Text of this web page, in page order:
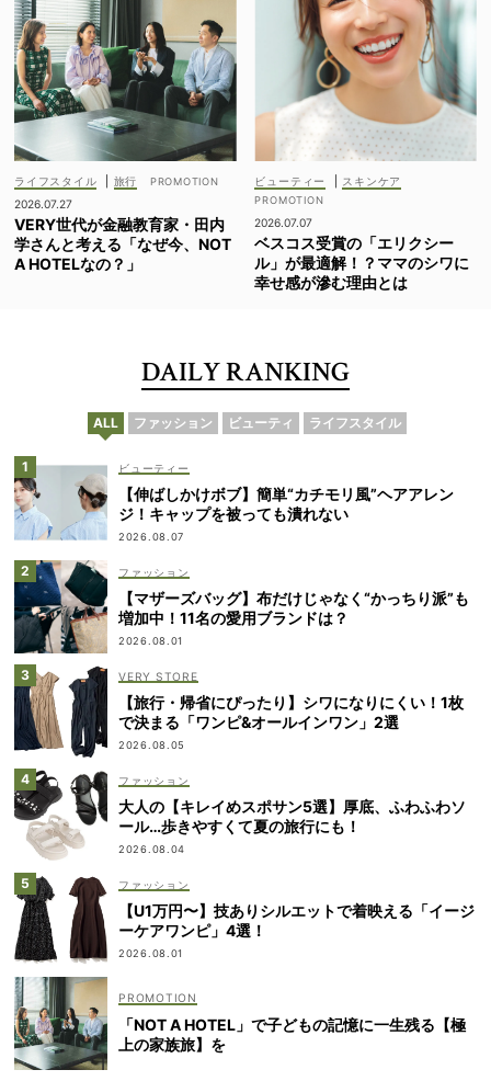
ライフスタイル
旅行
2026.07.27
VERY世代が金融教育家・田内
学さんと考える「なぜ今、NOT
A HOTELなの？」
ビューティー スキンケア
2026.07.07
ベスコス受賞の「エリクシー
ル」が最適解！？ママのシワに
幸せ感が滲む理由とは
DAILY RANKING
ALL ファッション ビューティ ライフスタイル
ビューティー
【伸ばしかけボブ】簡単“カチモリ風”ヘアアレン
ジ！キャップを被っても潰れない
2026.08.07
ファッション
【マザーズバッグ】布だけじゃなく“かっちり派”も
増加中！11名の愛用ブランドは？
2026.08.01
VERY STORE
【旅行・帰省にぴったり】シワになりにくい！1枚
で決まる「ワンピ&オールインワン」2選
2026.08.05
ファッション
大人の【キレイめスポサン5選】厚底、ふわふわソ
ール…歩きやすくて夏の旅行にも！
2026.08.04
ファッション
【U1万円〜】技ありシルエットで着映える「イージ
ーケアワンピ」4選！
2026.08.01
「NOT A HOTEL」で子どもの記憶に一生残る【極
上の家族旅】を